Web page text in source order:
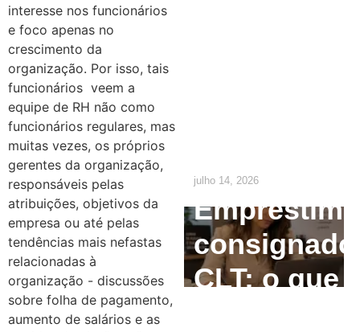
interesse nos funcionários
e foco apenas no
crescimento da
organização. Por isso, tais
funcionários veem a
equipe de RH não como
funcionários regulares, mas
muitas vezes, os próprios
gerentes da organização,
responsáveis pelas
atribuições, objetivos da
empresa ou até pelas
tendências mais nefastas
relacionadas à
organização - discussões
sobre folha de pagamento,
aumento de salários e as
julho 14, 2026
Empréstimo
consignado
CLT: o que